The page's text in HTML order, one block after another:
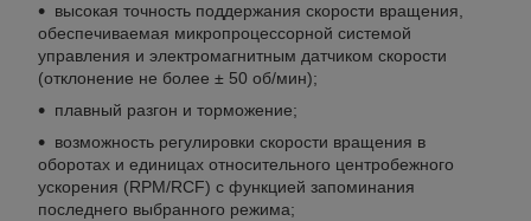
высокая точность поддержания скорости вращения,
обеспечиваемая микропроцессорной системой
управления и электромагнитным датчиком скорости
(отклонение не более ± 50 об/мин);
плавный разгон и торможение;
возможность регулировки скорости вращения в
оборотах и единицах относительного центробежного
ускорения (RPM/RCF) с функцией запоминания
последнего выбранного режима;